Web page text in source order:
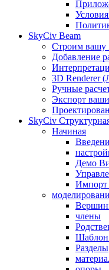
SkyCiv Beam
Строим вашу
Добавление
3D Renderer
Ручные
Экспорт
SkyCiv
Начиная
Демо
Импорт
члены
Разделы